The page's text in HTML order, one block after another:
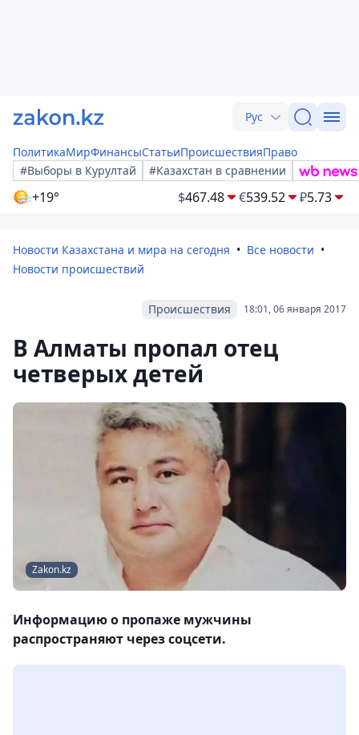
Рус
ПолитикаМирФинансыСтатьиПроисшествияПраво
#Выборы в Курултай
#Казахстан в сравнении
+19° $467.48 €539.52 ₽5.73
Новости Казахстана и мира на сегодня
Все новости
Новости происшествий
18:01, 06 января 2017
Происшествия
В Алматы пропал отец
четверых детей
Zakon.kz
Информацию о пропаже мужчины
распространяют через соцсети.